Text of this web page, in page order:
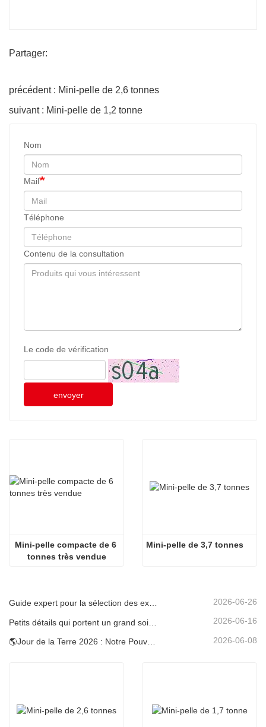
Partager:
précédent : Mini-pelle de 2,6 tonnes
suivant : Mini-pelle de 1,2 tonne
Nom
Mail
Téléphone
Contenu de la consultation
Le code de vérification
envoyer
Mini-pelle compacte de 6
tonnes très vendue
Mini-pelle de 3,7 tonnes
Guide expert pour la sélection des excavatrices Carter (0,6 t à 60 t) pour une efficacité optimale sur le chantier 2026-06-26
2026-06-16
2026-06-08